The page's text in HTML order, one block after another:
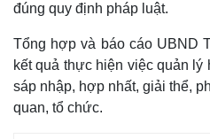
đúng quy định pháp luật.
Tổng hợp và báo cáo UBND
kết quả thực hiện việc quản lý
sáp nhập, hợp nhất, giải thể,
quan, tổ chức.